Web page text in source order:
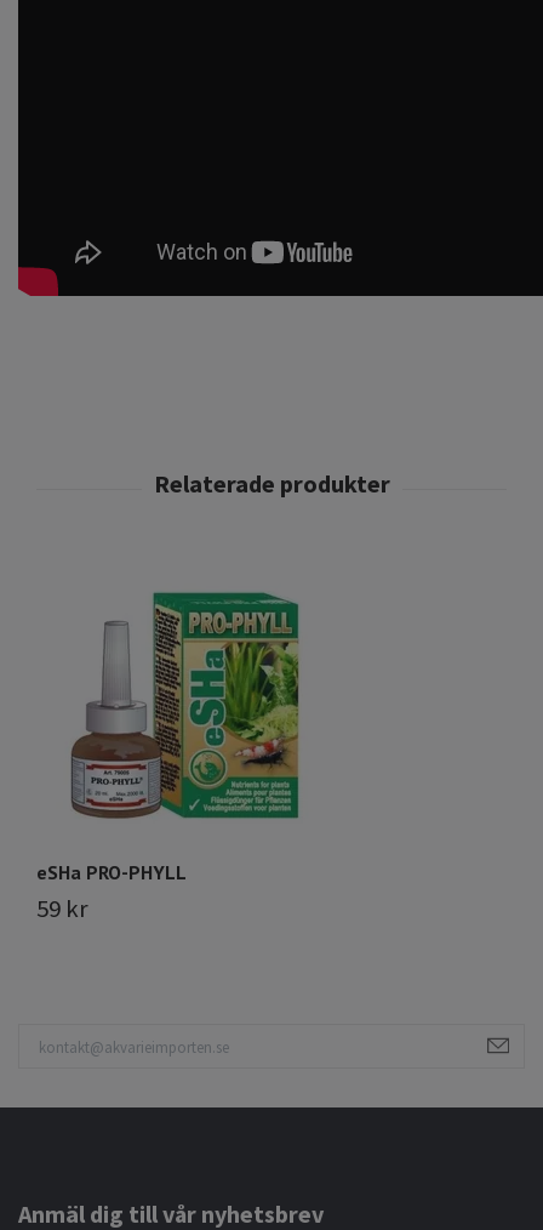
eSHa PRO-PHYLL
59 kr
Anmäl dig till vår nyhetsbrev